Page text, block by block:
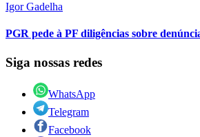
Igor Gadelha
PGR pede à PF diligências sobre
Siga nossas redes
WhatsApp
Telegram
Facebook